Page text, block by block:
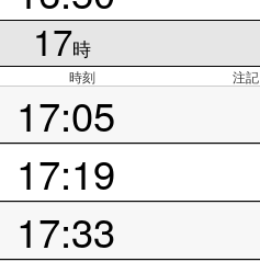
17時
時刻 注記
17:05
17:19
17:33